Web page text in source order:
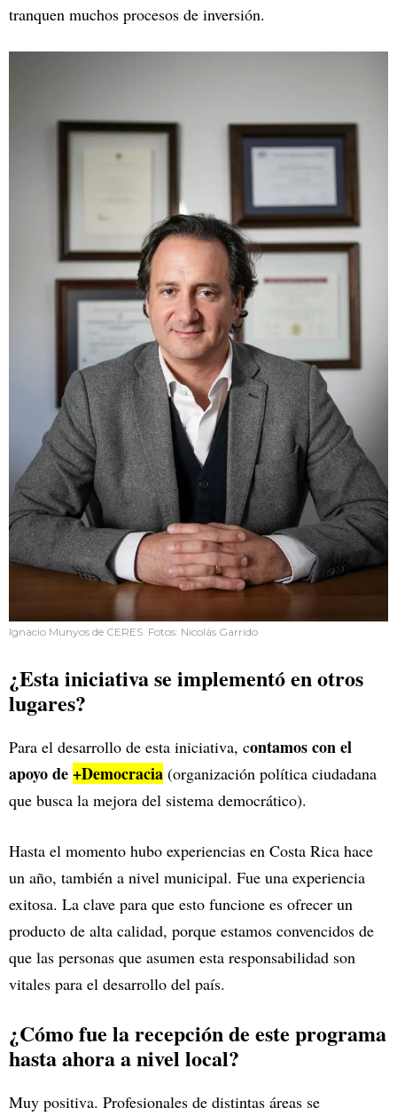
tranquen muchos procesos de inversión.
Ignacio Munyos de CERES. Fotos: Nicolás Garrido
¿Esta iniciativa se implementó en otros
lugares?
Para el desarrollo de esta iniciativa, contamos con el
apoyo de+Democracia (organización política ciudadana
que busca la mejora del sistema democrático).
Hasta el momento hubo experiencias en Costa Rica hace
un año, también a nivel municipal. Fue una experiencia
exitosa. La clave para que esto funcione es ofrecer un
producto de alta calidad, porque estamos convencidos de
que las personas que asumen esta responsabilidad son
vitales para el desarrollo del país.
¿Cómo fue la recepción de este programa
hasta ahora a nivel local?
Muy positiva. Profesionales de distintas áreas se